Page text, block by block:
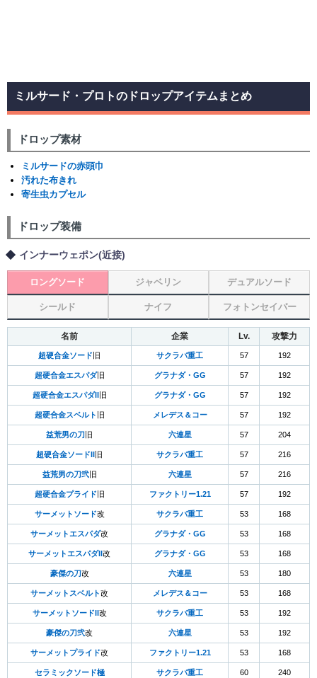
ミルサード・プロトのドロップアイテムまとめ
ドロップ素材
ミルサードの赤頭巾
汚れた布きれ
寄生虫カプセル
ドロップ装備
インナーウェポン(近接)
ロングソード ジャベリン デュアルソード
シールド ナイフ フォトンセイバー
名前 企業 Lv. 攻撃力
超硬合金ソード 旧 サクラバ重工 57 192
超硬合金エスパダ旧 グラナダ・GG 57 192
超硬合金エスパダII 旧 グラナダ・GG 57 192
超硬合金スベルト 旧 メレデス＆コー 57 192
益荒男の刀 旧 六連星 57 204
超硬合金ソードII 旧 サクラバ重工 57 216
益荒男の刀弐旧 六連星 57 216
超硬合金プライド 旧 ファクトリー1.21 57 192
サーメットソード改 サクラバ重工 53 168
サーメットエスパダ改 グラナダ・GG 53 168
サーメットエスパダII 改 グラナダ・GG 53 168
豪傑の刀改 六連星 53 180
サーメットスベルト改 メレデス＆コー 53 168
サーメットソードII 改 サクラバ重工 53 192
豪傑の刀弐改 六連星 53 192
サーメットプライド改 ファクトリー1.21 53 168
セラミックソード極 サクラバ重工 60 240